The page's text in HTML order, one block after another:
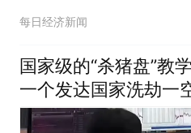
DF1000拿下大会最高
每日经济新闻
国家级的“杀猪盘”教
一个发达国家洗劫一